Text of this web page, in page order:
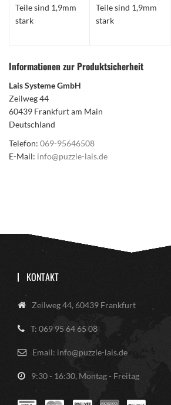
Teile sind 1,9mm
stark
Teile sind 1,9mm
stark
Informationen zur Produktsicherheit
Lais Systeme GmbH
Zeilweg 44
60439 Frankfurt am Main
Deutschland
Telefon: 069-95646508
E-Mail: info@puzzle-lais.de
KONTAKT
Zeilweg 44, 60439 Frankfurt
T: 069 95 64 65 08
Email: info@puzzle-lais.de
9:30 - 16:30, Montag - Freitag